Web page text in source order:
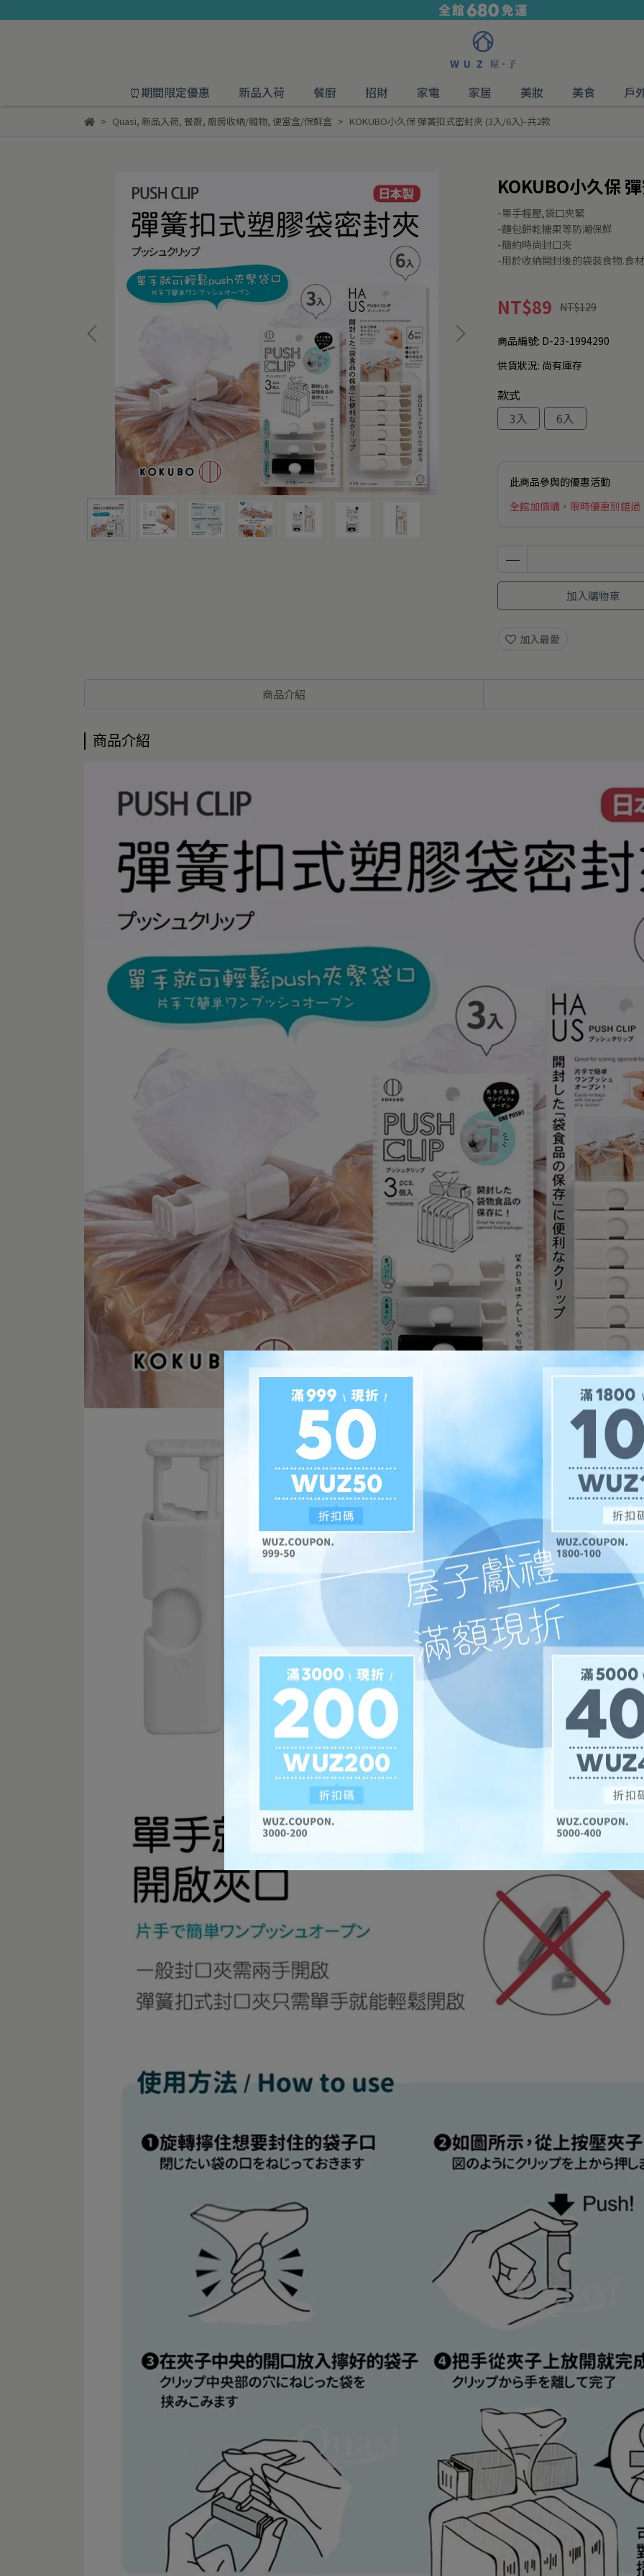
⏰期間限定優惠 新品入荷 餐廚 招財 家電 家居 美妝 美食 戶
Quasi, 新品入荷, 餐廚, 廚房收納/雜物, 便當盒/保鮮盒 KOKUBO小久保 彈簧扣式密封夾 (3入/6入)-共2款
KOKUBO小久保
-單手輕壓,袋口夾緊
-麵包餅乾糖果等防潮保鮮
-簡約時尚封口夾
-用於收納開封後的袋裝食物.食材
NT$89 NT$129
商品編號: D-23-1994290
供貨狀況: 尚有庫存
款式
3入
6入
此商品參與的優惠活動
全館加價購，限時優惠別錯過
加入購物車
加入最愛
商品介紹
商品介紹